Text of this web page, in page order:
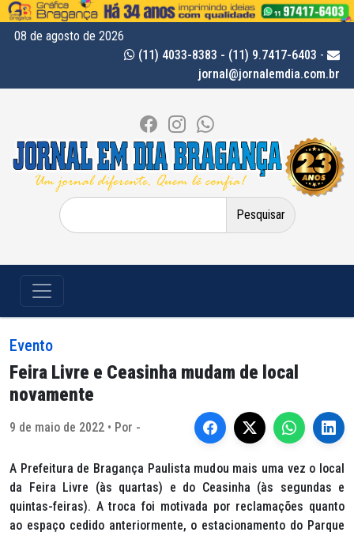
08 de agosto de 2026
(11) 4033-8383 - (11) 9.7417-6403 -
jornal@jornalemdia.com.br
Pesquisar
por:
Evento
Feira Livre e Ceasinha mudam de local
novamente
9 de maio de 2022 • Por -
A Prefeitura de Bragança Paulista mudou mais uma vez o local
da Feira Livre (às quartas) e do Ceasinha (às segundas e
quintas-feiras). A troca foi motivada por reclamações quanto
ao espaço cedido anteriormente, o estacionamento do Parque